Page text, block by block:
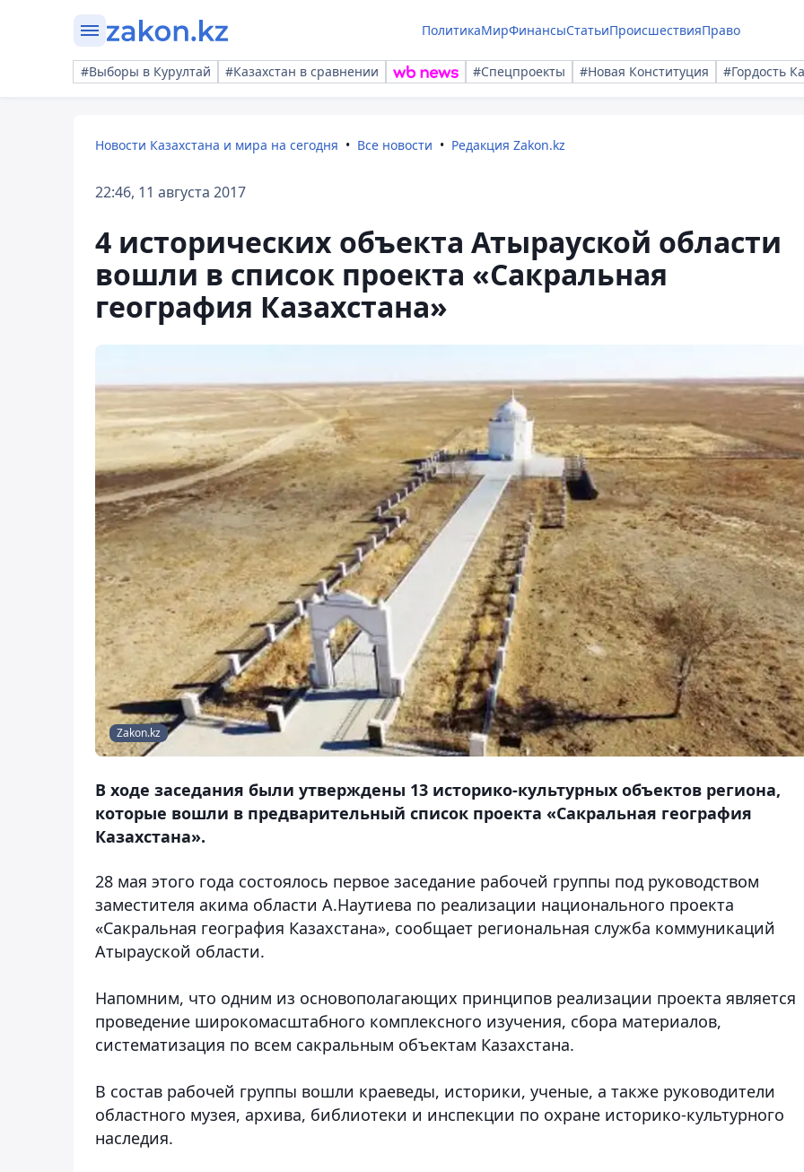
ПолитикаМирФинансыСтатьиПроисшествияПраво
#Выборы в Курултай #Казахстан в сравнении #Спецпроекты #Новая Конституция #Гордость
Новости Казахстана и мира на сегодня Все новости Редакция Zakon.kz
22:46, 11 августа 2017
4 исторических объекта Атырауской области
вошли в список проекта «Сакральная
география Казахстана»
Zakon.kz
В ходе заседания были утверждены 13 историко-культурных объектов региона,
которые вошли в предварительный список проекта «Сакральная география
Казахстана».
28 мая этого года состоялось первое заседание рабочей группы под руководством
заместителя акима области А.Наутиева по реализации национального проекта
«Сакральная география Казахстана», сообщает региональная служба коммуникаций
Атырауской области.
Напомним, что одним из основополагающих принципов реализации проекта является
проведение широкомасштабного комплексного изучения, сбора материалов,
систематизация по всем сакральным объектам Казахстана.
В состав рабочей группы вошли краеведы, историки, ученые, а также руководители
областного музея, архива, библиотеки и инспекции по охране историко-культурного
наследия.